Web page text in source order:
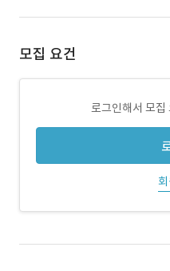
모집 요건
로그인해서 모집